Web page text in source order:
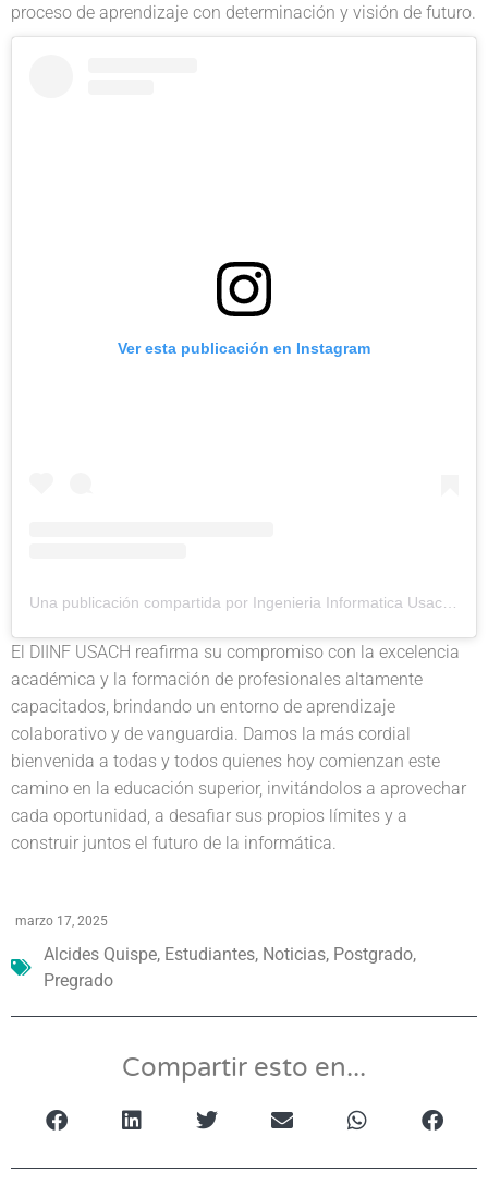
proceso de aprendizaje con determinación y visión de futuro.
Ver esta publicación en Instagram
El DIINF USACH reafirma su compromiso con la excelencia
académica y la formación de profesionales altamente
capacitados, brindando un entorno de aprendizaje
colaborativo y de vanguardia. Damos la más cordial
bienvenida a todas y todos quienes hoy comienzan este
camino en la educación superior, invitándolos a aprovechar
cada oportunidad, a desafiar sus propios límites y a
construir juntos el futuro de la informática.
marzo 17, 2025
Alcides Quispe, Estudiantes, Noticias, Postgrado,
Pregrado
Compartir esto en...